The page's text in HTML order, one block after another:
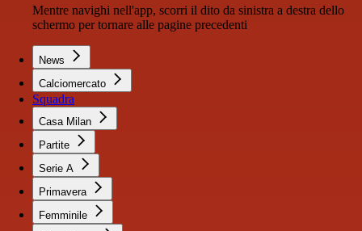
Mentre navighi nell'app, scorri il dito da sinistra a destra dello
schermo per tornare alle pagine precedenti
News
Calciomercato
Squadra
Casa Milan
Partite
Serie A
Primavera
Femminile